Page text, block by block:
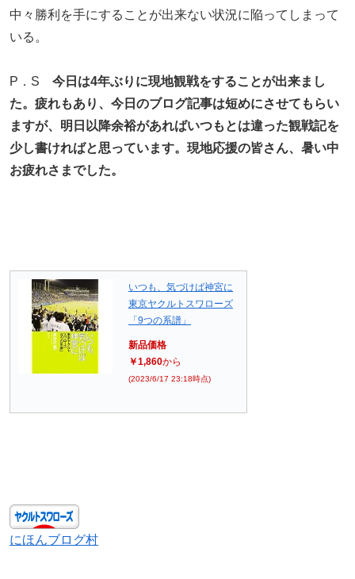
中々勝利を手にすることが出来ない状況に陥ってしまって
いる。
P．S 今日は4年ぶりに現地観戦をすることが出来まし
た。疲れもあり、今日のブログ記事は短めにさせてもらい
ますが、明日以降余裕があればいつもとは違った観戦記を
少し書ければと思っています。現地応援の皆さん、暑い中
お疲れさまでした。
いつも、気づけば神宮に
東京ヤクルトスワローズ
「9つの系譜」
新品価格
￥1,860から
(2023/6/17 23:18時点)
にほんブログ村